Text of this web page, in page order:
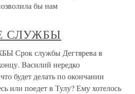
бы нам
СЛУЖБЫ
службы Дегтярева в
Василий нередко
будет делать по окончании
или поедет в Тулу? Ему хотелось